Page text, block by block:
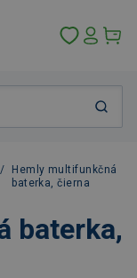
/
Hemly multifunkčná
baterka, čierna
baterka,